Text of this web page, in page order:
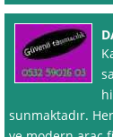
sunmaktadır.